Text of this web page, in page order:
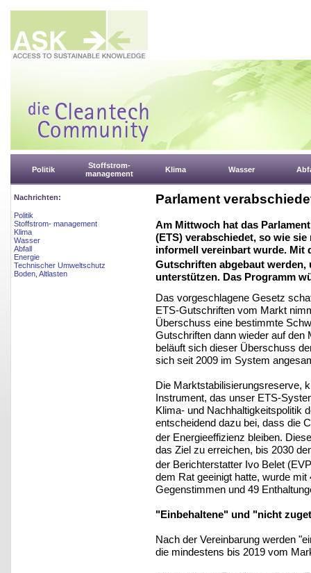
Politik
Stoffstrom-
management
Klima Wasser
Nachrichten:
Politik
Stoffstrom- management
Klima
Wasser
Abfall
Energie
Technischer Umweltschutz
Boden, Altlasten
Parlament
Am Mittwoch hat das
(ETS) verabschiedet, so wie
informell vereinbart wurde. Mit
Gutschriften abgebaut werden,
unterstützen. Das Programm
Das vorgeschlagene Gesetz
ETS-Gutschriften vom Markt
Überschuss eine bestimmte
Gutschriften dann wieder auf den
beläuft sich dieser Überschuss
sich seit 2009 im System
Die Marktstabilisierungsreserve,
Instrument, das unser ETS-
Klima- und Nachhaltigkeitspolitik
entscheidend dazu bei, dass die
der Energieeffizienz bleiben.
das Ziel zu erreichen, bis 2030
der Berichterstatter Ivo Belet
dem Rat geeinigt hatte, wurde
Gegenstimmen und 49
"Einbehaltene" und "nicht
Nach der Vereinbarung werden
die mindestens bis 2019 vom